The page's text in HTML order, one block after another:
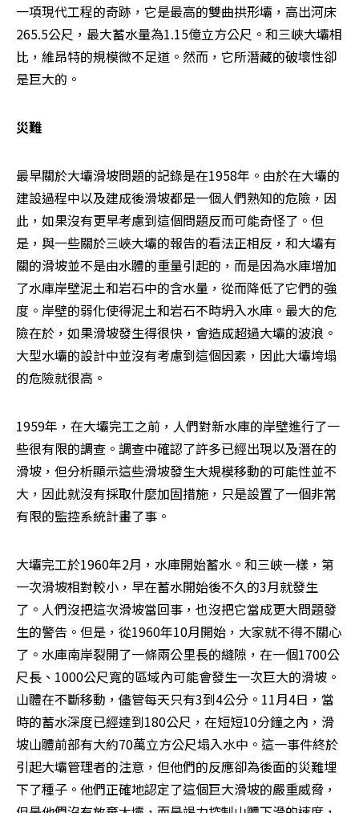
一項現代工程的奇跡，它是最高的雙曲拱形壩，高出河床
265.5公尺，最大蓄水量為1.15億立方公尺。和三峽大壩相
比，維昂特的規模微不足道。然而，它所潛藏的破壞性卻
是巨大的。
災難
最早關於大壩滑坡問題的記錄是在1958年。由於在大壩的
建設過程中以及建成後滑坡都是一個人們熟知的危險，因
此，如果沒有更早考慮到這個問題反而可能奇怪了。但
是，與一些關於三峽大壩的報告的看法正相反，和大壩有
關的滑坡並不是由水體的重量引起的，而是因為水庫增加
了水庫岸壁泥土和岩石中的含水量，從而降低了它們的強
度。岸壁的弱化使得泥土和岩石不時坍入水庫。最大的危
險在於，如果滑坡發生得很快，會造成超過大壩的波浪。
大型水壩的設計中並沒有考慮到這個因素，因此大壩垮塌
的危險就很高。
1959年，在大壩完工之前，人們對新水庫的岸壁進行了一
些很有限的調查。調查中確認了許多已經出現以及潛在的
滑坡，但分析顯示這些滑坡發生大規模移動的可能性並不
大，因此就沒有採取什麼加固措施，只是設置了一個非常
有限的監控系統計畫了事。
大壩完工於1960年2月，水庫開始蓄水。和三峽一樣，第
一次滑坡相對較小，早在蓄水開始後不久的3月就發生
了。人們沒把這次滑坡當回事，也沒把它當成更大問題發
生的警告。但是，從1960年10月開始，大家就不得不關心
了。水庫南岸裂開了一條兩公里長的縫隙，在一個1700公
尺長、1000公尺寬的區域內可能會發生一次巨大的滑坡。
山體在不斷移動，儘管每天只有3到4公分。11月4日，當
時的蓄水深度已經達到180公尺，在短短10分鐘之內，滑
坡山體前部有大約70萬立方公尺塌入水中。這一事件終於
引起大壩管理者的注意，但他們的反應卻為後面的災難埋
下了種子。他們正確地認定了這個巨大滑坡的嚴重威脅，